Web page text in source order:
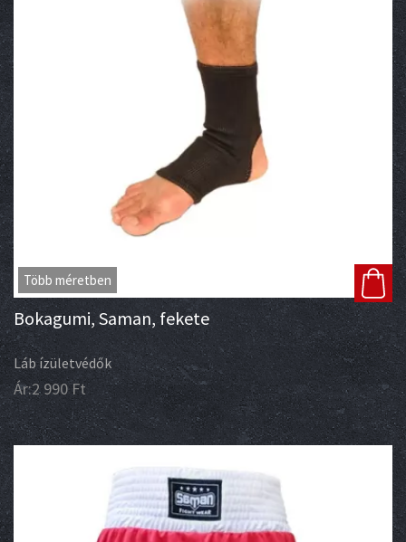
Több méretben
Bokagumi, Saman, fekete
Láb ízületvédők
Ár:2 990Ft